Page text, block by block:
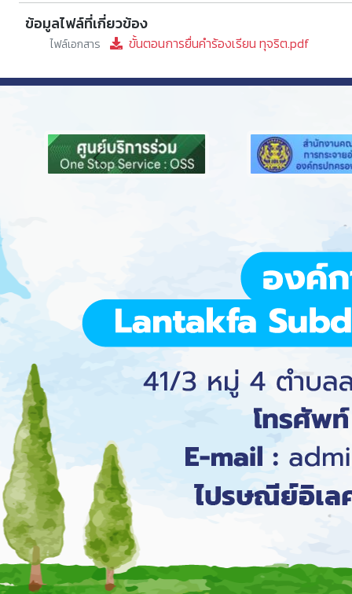
ข้อมูลไฟล์ที่เกี่ยวข้อง
ไฟล์เอกสาร ขั้นตอนการยื่นคำร้องเรียน ทุจริต.pdf
Previous